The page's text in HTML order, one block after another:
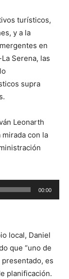
turísticos,
y a la
en
Serena, las
supra
Leonarth
con la
00:00
local, Daniel
que “uno de
es
planificación.